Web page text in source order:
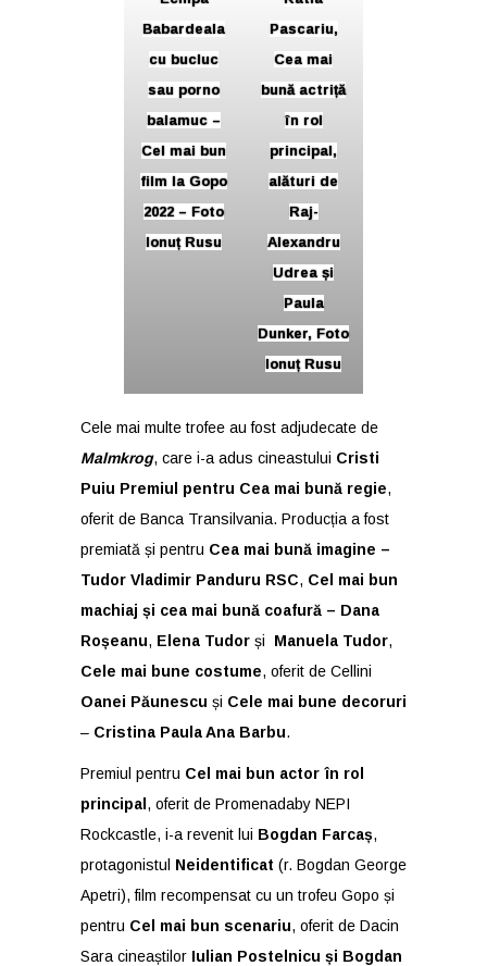
Babardeala
cu bucluc
sau porno
balamuc –
Cel mai bun
film la Gopo
2022 – Foto
Ionuț Rusu
Pascariu,
Cea mai
bună actriță
în rol
principal,
alături de
Raj-
Alexandru
Udrea și
Paula
Dunker, Foto
Ionuț Rusu
Cele mai multe trofee au fost adjudecate de
Malmkrog, care i-a adus cineastului Cristi
Puiu Premiul pentru Cea mai bună regie,
oferit de Banca Transilvania. Producția a fost
premiată și pentru Cea mai bună imagine –
Tudor Vladimir Panduru RSC, Cel mai bun
machiaj și cea mai bună coafură – Dana
Roșeanu, Elena Tudor și Manuela Tudor,
Cele mai bune costume, oferit de Cellini
Oanei Păunescu și Cele mai bune decoruri
– Cristina Paula Ana Barbu.
Premiul pentru Cel mai bun actor în rol
principal , oferit de Promenadaby NEPI
Rockcastle, i-a revenit lui Bogdan Farcaș,
protagonistul Neidentificat (r. Bogdan George
Apetri), film recompensat cu un trofeu Gopo și
pentru Cel mai bun scenariu, oferit de Dacin
Sara cineaștilor Iulian Postelnicu și Bogdan